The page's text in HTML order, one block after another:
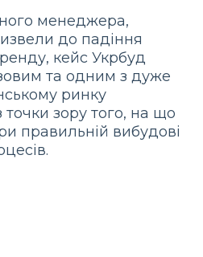
менеджера,
до падіння
кейс Укрбуд
та одним з дуже
ринку
точки зору того, на що
правильній вибудові